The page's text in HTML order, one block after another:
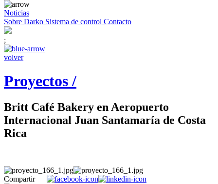
Noticias
Sobre Darko Sistema de control Contacto
;
volver
Proyectos /
Britt Café Bakery en Aeropuerto
Internacional Juan Santamaría de Costa
Rica
Compartir